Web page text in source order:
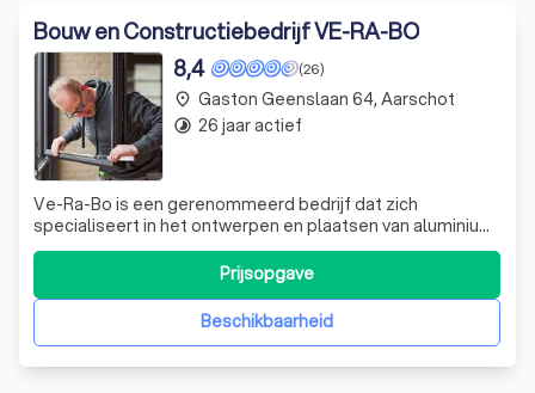
Bouw en Constructiebedrijf VE-RA-BO
(26)
8,4
Ve-Ra-Bo is een gerenommeerd bedrijf dat zich
specialiseert in het ontwerpen en plaatsen van aluminium
ramen en deuren, en het bouwen van veranda's. Met een
rijke geschiedenis die teruggaat tot 1984, hebben we ons
onderscheiden door onze expertise en toewijding aan
kwaliteit. Onze missie is om de Be
Beschikbaarheid
Prijsopgave
place Gaston Geenslaan 64, Aarschot
timelapse 26 jaar actief